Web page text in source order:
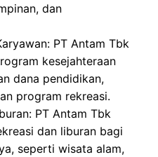
dan
PT Antam Tbk
kesejahteraan
dana pendidikan,
program rekreasi.
PT Antam Tbk
dan liburan bagi
seperti wisata alam,